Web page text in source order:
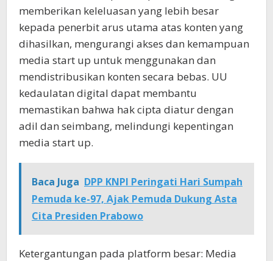
memberikan keleluasan yang lebih besar
kepada penerbit arus utama atas konten yang
dihasilkan, mengurangi akses dan kemampuan
media start up untuk menggunakan dan
mendistribusikan konten secara bebas. UU
kedaulatan digital dapat membantu
memastikan bahwa hak cipta diatur dengan
adil dan seimbang, melindungi kepentingan
media start up.
Baca Juga DPP KNPI Peringati Hari Sumpah
Pemuda ke-97, Ajak Pemuda Dukung Asta
Cita Presiden Prabowo
Ketergantungan pada platform besar: Media